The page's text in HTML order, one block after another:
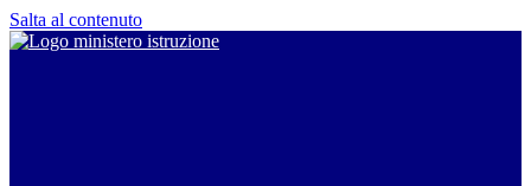
Salta al contenuto